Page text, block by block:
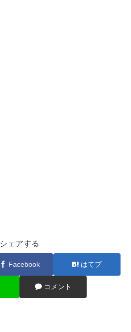
シェアする
Facebook はてブ
コメント